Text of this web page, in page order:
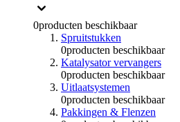
0producten beschikbaar
Spruitstukken
0producten beschikbaar
Katalysator vervangers
0producten beschikbaar
Uitlaatsystemen
0producten beschikbaar
Pakkingen & Flenzen